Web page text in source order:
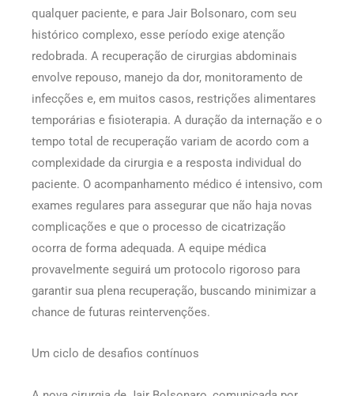
qualquer paciente, e para Jair Bolsonaro, com seu
histórico complexo, esse período exige atenção
redobrada. A recuperação de cirurgias abdominais
envolve repouso, manejo da dor, monitoramento de
infecções e, em muitos casos, restrições alimentares
temporárias e fisioterapia. A duração da internação e o
tempo total de recuperação variam de acordo com a
complexidade da cirurgia e a resposta individual do
paciente. O acompanhamento médico é intensivo, com
exames regulares para assegurar que não haja novas
complicações e que o processo de cicatrização
ocorra de forma adequada. A equipe médica
provavelmente seguirá um protocolo rigoroso para
garantir sua plena recuperação, buscando minimizar a
chance de futuras reintervenções.
Um ciclo de desafios contínuos